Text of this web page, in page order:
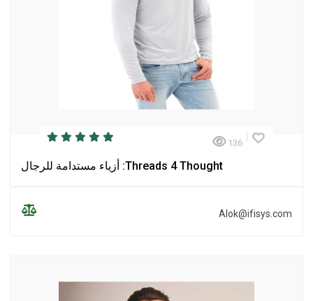
136
Threads 4 Thought: أزياء مستدامة للرجال
Alok@ifisys.com